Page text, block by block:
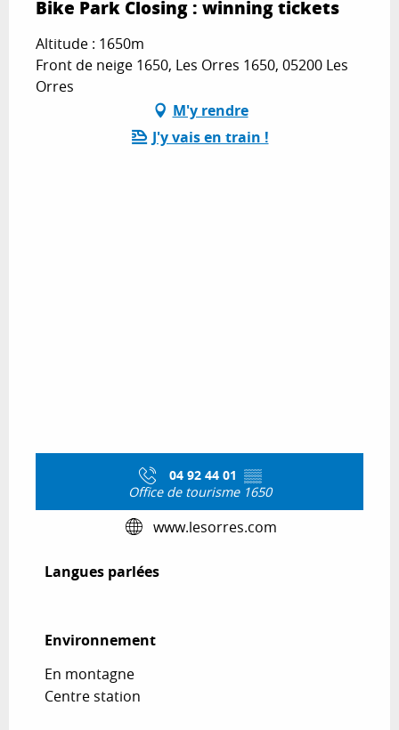
Bike Park Closing : winning tickets
Altitude : 1650m
Front de neige 1650, Les Orres 1650, 05200 Les
Orres
M'y rendre
J'y vais en train !
04 92 44 01 ▒▒
Office de tourisme 1650
www.lesorres.com
Langues parlées
Langues parlées
Environnement
Environnement
En montagne
Centre station